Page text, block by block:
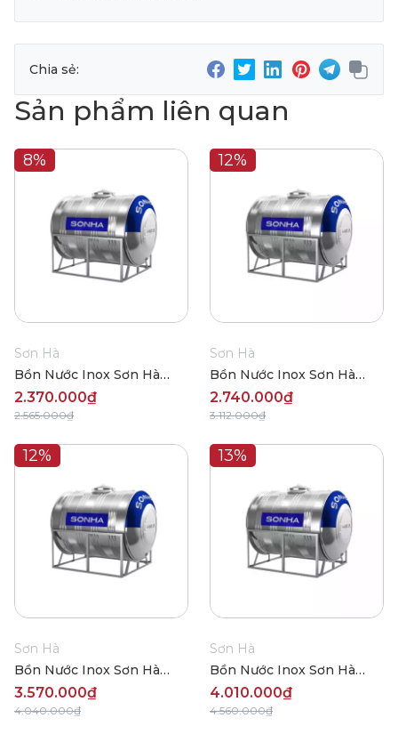
Chia sẻ:
Sản phẩm liên quan
8%
Sơn Hà
Bồn Nước Inox Sơn Hà
Ngang 500L Φ720
2.370.000₫
2.565.000₫
12%
Sơn Hà
Bồn Nước Inox Sơn Hà
Ngang 700L (Φ720)
2.740.000₫
3.112.000₫
12%
Sơn Hà
Bồn Nước Inox Sơn Hà
Ngang 1000L (Φ960)
3.570.000₫
4.040.000₫
13%
Sơn Hà
Bồn Nước Inox Sơn Hà
Ngang 1200L (Φ980)
4.010.000₫
4.560.000₫